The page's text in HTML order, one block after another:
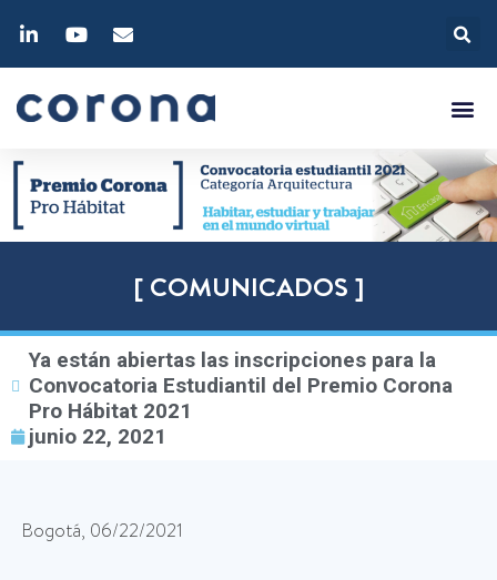
[ COMUNICADOS ]
Ya están abiertas las inscripciones para la
Convocatoria Estudiantil del Premio Corona
Pro Hábitat 2021
junio 22, 2021
Bogotá, 06/22/2021